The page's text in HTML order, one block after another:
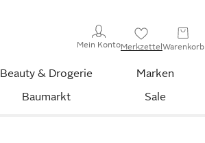
Mein KontoMerkzettelWarenkorb
Beauty & Drogerie
Marken
Baumarkt Sale